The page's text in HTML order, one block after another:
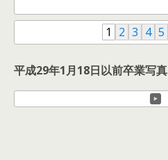
1 2 3 4 5
平成29年1月18日以前卒業写真